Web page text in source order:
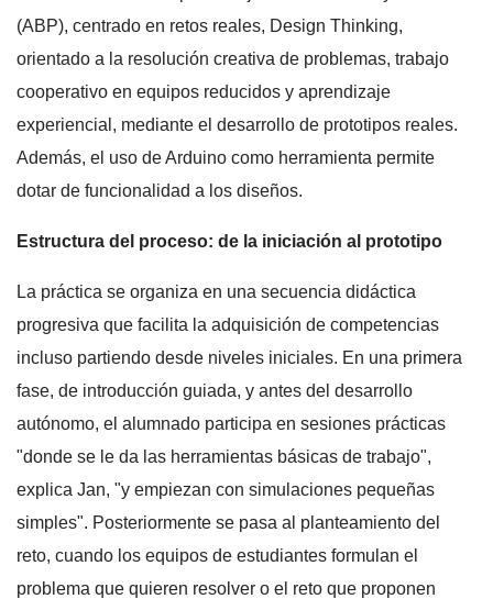
(ABP), centrado en retos reales, Design Thinking,
orientado a la resolución creativa de problemas, trabajo
cooperativo en equipos reducidos y aprendizaje
experiencial, mediante el desarrollo de prototipos reales.
Además, el uso de Arduino como herramienta permite
dotar de funcionalidad a los diseños.
Estructura del proceso: de la iniciación al prototipo
La práctica se organiza en una secuencia didáctica
progresiva que facilita la adquisición de competencias
incluso partiendo desde niveles iniciales. En una primera
fase, de introducción guiada, y antes del desarrollo
autónomo, el alumnado participa en sesiones prácticas
"donde se le da las herramientas básicas de trabajo",
explica Jan, "y empiezan con simulaciones pequeñas
simples". Posteriormente se pasa al planteamiento del
reto, cuando los equipos de estudiantes formulan el
problema que quieren resolver o el reto que proponen